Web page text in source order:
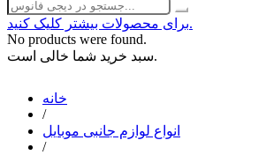
برای محصولات بیشتر کلیک کنید.
No products were found.
سبد خرید شما خالی است.
خانه
/
انواع لوازم جانبی موبایل
/